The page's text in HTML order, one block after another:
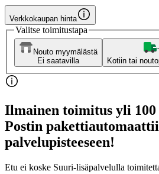
Verkkokaupan hinta
Valitse toimitustapa
Nouto myymälästä
Ei saatavilla
Kotiin tai
Ilmainen toimitus yli
Postin
palvelupisteeseen!
Etu ei koske Suuri‑lisäpalvelulla